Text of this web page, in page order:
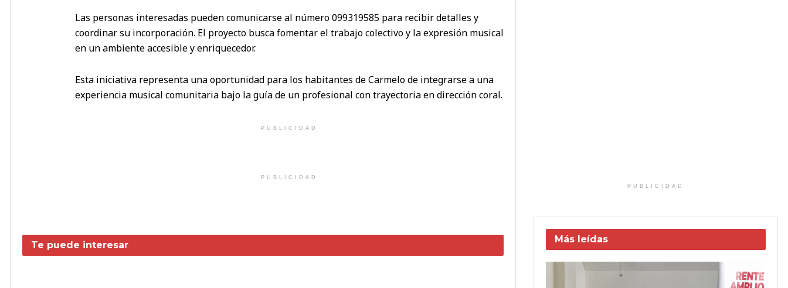
Las personas interesadas pueden comunicarse al número 099319585 para recibir detalles y
coordinar su incorporación. El proyecto busca fomentar el trabajo colectivo y la expresión musical
en un ambiente accesible y enriquecedor.
Esta iniciativa representa una oportunidad para los habitantes de Carmelo de integrarse a una
experiencia musical comunitaria bajo la guía de un profesional con trayectoria en dirección coral.
PUBLICIDAD
PUBLICIDAD
Te puede interesar
PUBLICIDAD
Más leídas